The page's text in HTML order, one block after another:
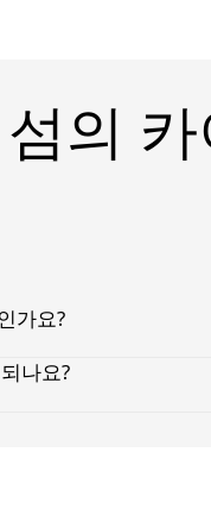
의
가요?
나요?